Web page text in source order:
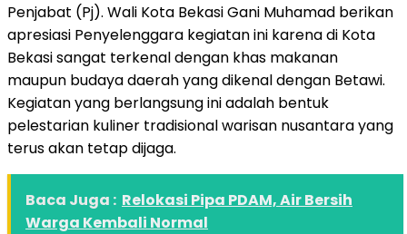
Penjabat (Pj). Wali Kota Bekasi Gani Muhamad berikan
apresiasi Penyelenggara kegiatan ini karena di Kota
Bekasi sangat terkenal dengan khas makanan
maupun budaya daerah yang dikenal dengan Betawi.
Kegiatan yang berlangsung ini adalah bentuk
pelestarian kuliner tradisional warisan nusantara yang
terus akan tetap dijaga.
Baca Juga : Relokasi Pipa PDAM, Air Bersih
Warga Kembali Normal